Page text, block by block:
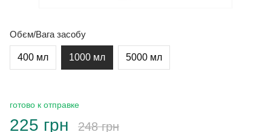
Обєм/Вага засобу
400 мл 1000 мл 5000 мл
готово к отправке
225 грн 248 грн